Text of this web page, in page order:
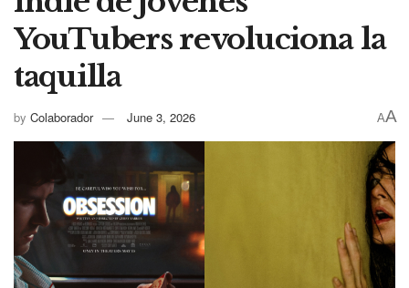
YouTubers revoluciona la
taquilla
by Colaborador June 3, 2026 AA